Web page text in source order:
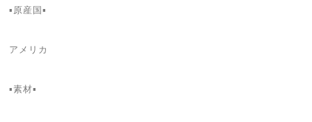
▪原産国▪
アメリカ
▪素材▪